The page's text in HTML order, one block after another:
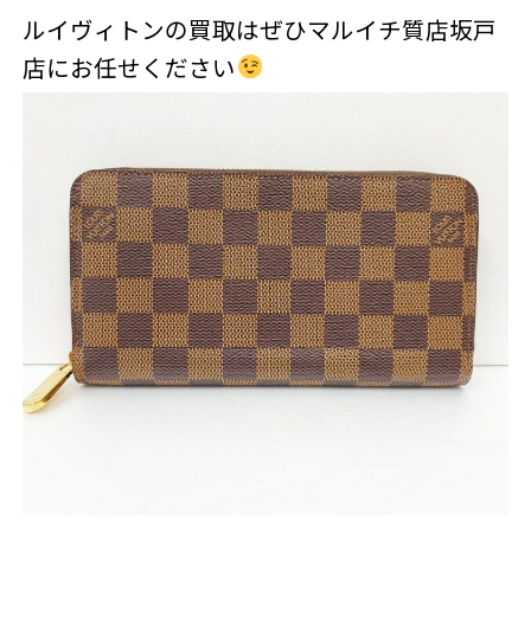
ルイヴィトンの買取はぜひマルイチ質店坂戸
店にお任せください